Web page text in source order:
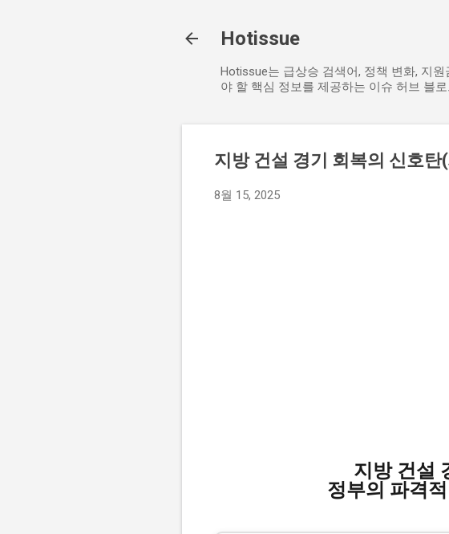
Hotissue
Hotissue는 급상승 검색어, 정책 변화, 지
야 할 핵심 정보를 제공하는 이슈 허브 블
지방 건설 경기 회복의 신호
8월 15, 2025
지방 건설
정부의 파격